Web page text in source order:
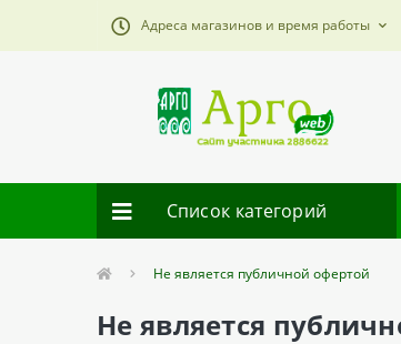
Адреса магазинов и время работы
Список категорий
Не является публичной офертой
Не является